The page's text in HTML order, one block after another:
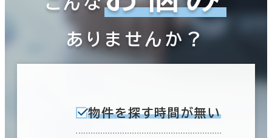
ありませんか？
物件を探す時間が無い